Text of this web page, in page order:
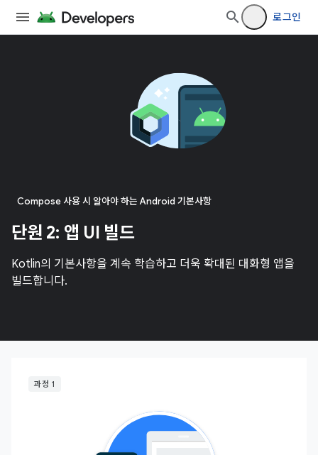
로그인
Compose 사용 시 알아야 하는 Android 기본사항
단원 2: 앱 UI 빌드
Kotlin의 기본사항을 계속 학습하고 더욱 확대된 대화형 앱을
빌드합니다.
과정 1